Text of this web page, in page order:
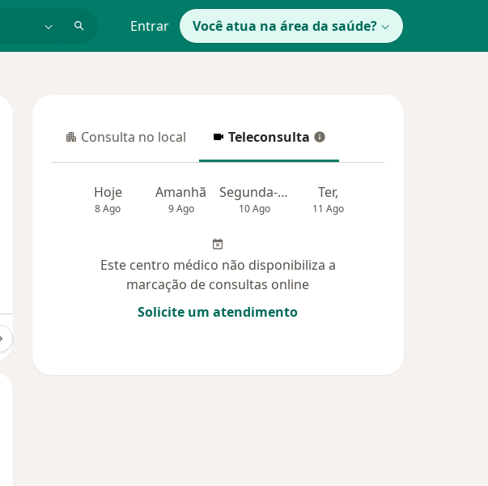
Entrar Você atua na área da saúde?
Consulta no local
Consulta no local Teleconsulta
Teleconsulta
Hoje
8 Ago
Amanhã
9 Ago
Segunda-feira
10 Ago
Ter,
11 Ago
Este centro médico não disponibiliza a
marcação de consultas online
Solicite um atendimento